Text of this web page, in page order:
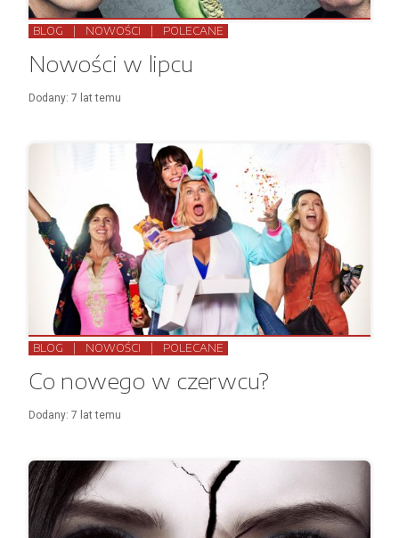
BLOG NOWOŚCI POLECANE
Nowości w lipcu
Dodany: 7 lat temu
BLOG NOWOŚCI POLECANE
Co nowego w czerwcu?
Dodany: 7 lat temu